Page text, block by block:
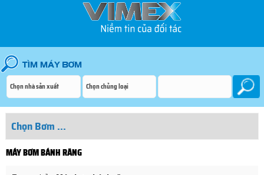
MÁY BƠM BÁNH RĂNG